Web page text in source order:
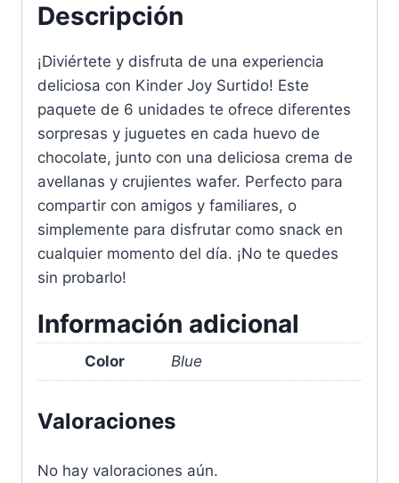
Descripción
¡Diviértete y disfruta de una experiencia
deliciosa con Kinder Joy Surtido! Este
paquete de 6 unidades te ofrece diferentes
sorpresas y juguetes en cada huevo de
chocolate, junto con una deliciosa crema de
avellanas y crujientes wafer. Perfecto para
compartir con amigos y familiares, o
simplemente para disfrutar como snack en
cualquier momento del día. ¡No te quedes
sin probarlo!
Información adicional
Color Blue
Valoraciones
No hay valoraciones aún.